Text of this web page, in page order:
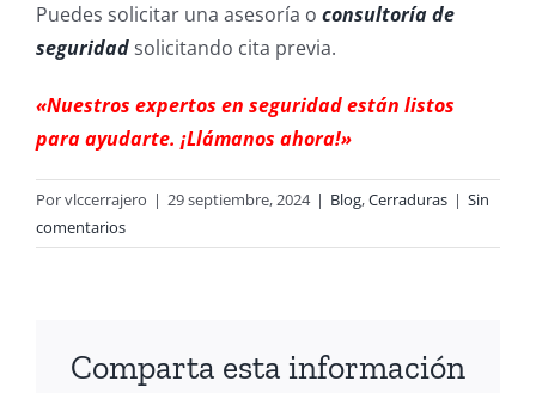
Puedes solicitar una asesoría o consultoría de
seguridadsolicitando cita previa.
«Nuestros expertos en seguridad están listos
para ayudarte. ¡Llámanos ahora!»
Porvlccerrajero | 29 septiembre, 2024 | Blog,Cerraduras | Sin
comentarios
Comparta esta información